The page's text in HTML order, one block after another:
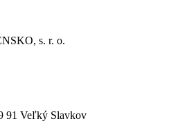
s. r. o.
91 Veľký Slavkov